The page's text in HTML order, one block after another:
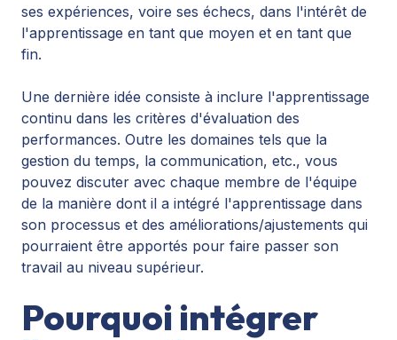
ses expériences, voire ses échecs, dans l'intérêt de
l'apprentissage en tant que moyen et en tant que
fin.
Une dernière idée consiste à inclure l'apprentissage
continu dans les critères d'évaluation des
performances. Outre les domaines tels que la
gestion du temps, la communication, etc., vous
pouvez discuter avec chaque membre de l'équipe
de la manière dont il a intégré l'apprentissage dans
son processus et des améliorations/ajustements qui
pourraient être apportés pour faire passer son
travail au niveau supérieur.
Pourquoi intégrer